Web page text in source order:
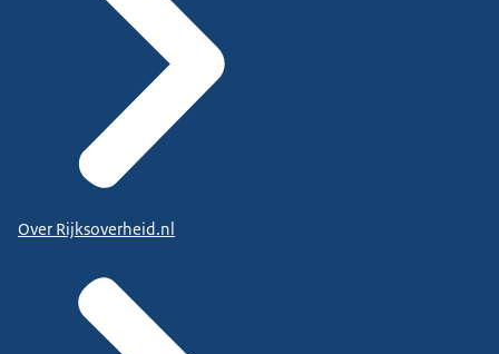
Over Rijksoverheid.nl